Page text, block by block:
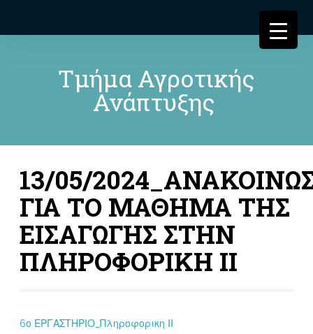
Τμήμα Αγροτικής
Ανάπτυξης
13/05/
ΓΙΑ ΤΟ ΜΑΘΗΜΑ ΤΗΣ
ΕΙΣΑΓΩΓΗΣ ΣΤΗΝ
ΠΛΗΡΟΦΟΡΙΚΗ ΙΙ
6ο ΕΡΓΑΣΤΗΡΙΟ_Πληροφορικη ΙΙ